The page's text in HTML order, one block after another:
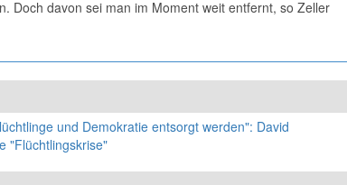
Doch davon sei man im Moment weit entfernt, so Zeller
und Demokratie entsorgt werden": David
"Flüchtlingskrise"